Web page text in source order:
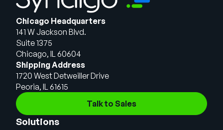
Chicago Headquarters
141 W Jackson Blvd.
Suite 1375
Chicago, IL 60604
Shipping Address
1720 West Detweiller Drive
Peoria, IL 61615
Talk to Sales
Solutions